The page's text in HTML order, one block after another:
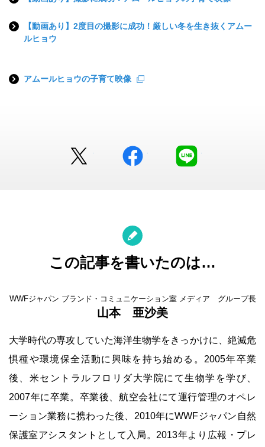
【動画あり】2度目の撮影に成功！厳しい冬を生き抜くアムー
ルヒョウ
アムールヒョウの子育て映像
facebook
この記事を書いたのは…
WWFジャパン ブランド・コミュニケーション室 メディア グループ長
山本 亜沙美
大学時代の専攻していた海洋生物学をきっかけに、絶滅危
惧種や環境保全活動に興味を持ち始める。2005年卒業
後、米セントラルフロリダ大学院にて生物学を学び、
2007年に卒業。卒業後、航空会社にて運行管理のオペレ
ーション業務に携わった後、2010年にWWFジャパン自然
保護室アシスタントとして入局。2013年より広報・プレ